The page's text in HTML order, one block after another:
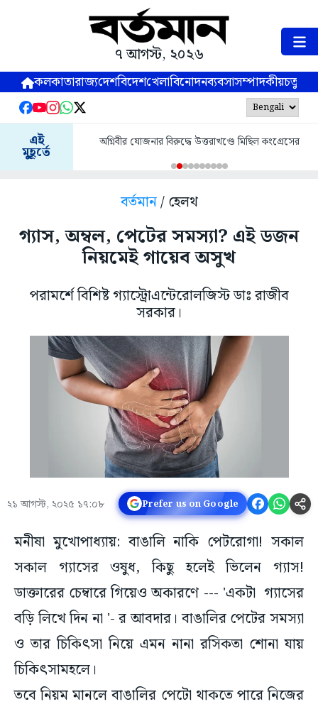
৭ আগস্ট, ২০২৬
কলকাতারাজ্যদেশবিদেশখেলাবিনোদনব্যবসাসম্পাদকীয়
এই
মুহূর্তে
অগ্নিবীর যোজনার বিরুদ্ধে উত্তরাখণ্ডে মিছিল কংগ্রেসের
বর্তমান/ হেলথ
গ্যাস, অম্বল, পেটের সমস্যা? এই ডজন
নিয়মেই গায়েব অসুখ
পরামর্শে বিশিষ্ট গ্যাস্ট্রোএন্টেরোলজিস্ট ডাঃ রাজীব
সরকার।
২১ আগস্ট, ২০২৫ ১৭:০৮ Prefer us on Google
মনীষা মুখোপাধ্যায়: বাঙালি নাকি পেটরোগা! সকাল
সকাল গ্যাসের ওষুধ, কিছু হলেই ভিলেন গ্যাস!
ডাক্তারের চেম্বারে গিয়েও অকারণে --- 'একটা গ্যাসের
বড়ি লিখে দিন না '- র আবদার। বাঙালির পেটের সমস্যা
ও তার চিকিৎসা নিয়ে এমন নানা রসিকতা শোনা যায়
চিকিৎসামহলে।
তবে নিয়ম মানলে বাঙালির পেটো থাকতে পারে নিজের